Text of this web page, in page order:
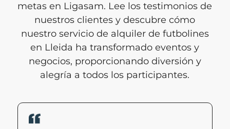
metas en Ligasam. Lee los testimonios de
nuestros clientes y descubre cómo
nuestro servicio de alquiler de futbolines
en Lleida ha transformado eventos y
negocios, proporcionando diversión y
alegría a todos los participantes.